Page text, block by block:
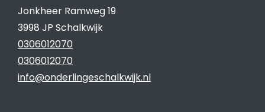
Jonkheer Ramweg 19
3998 JP Schalkwijk
0306012070
0306012070
info@onderlingeschalkwijk.nl